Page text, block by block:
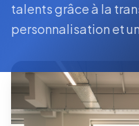
talents grâce à la
personnalisation et